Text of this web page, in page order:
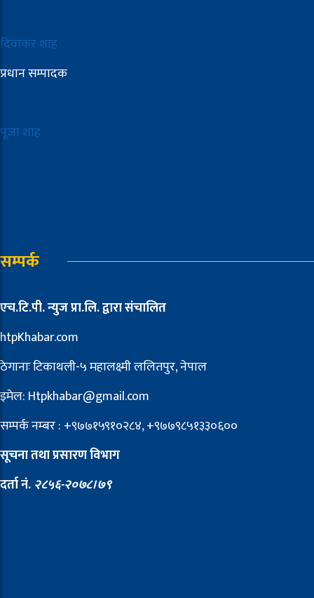
दिवाकर शाह
प्रधान सम्पादक
पूजा शाह
सम्पर्क
एच.टि.पी. न्युज प्रा.लि. द्वारा संचालित
htpKhabar.com
ठेगानाः टिकाथली-५ महालक्ष्मी ललितपुर, नेपाल
इमेल: Htpkhabar@gmail.com
सम्पर्क नम्बर : +९७७१५९१०२८४, +९७७९८५१३३०६००
सूचना तथा प्रसारण विभाग
दर्ता नं. २८५६-२०७८।७९